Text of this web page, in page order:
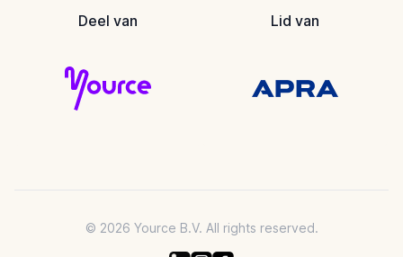
Deel van Lid van
© 2026 Yource B.V. All rights reserved.